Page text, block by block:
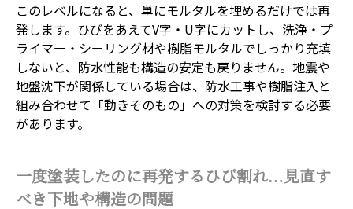
このレベルになると、単にモルタルを埋めるだけでは再
発します。ひびをあえてV字・U字にカットし、洗浄・プ
ライマー・シーリング材や樹脂モルタルでしっかり充填
しないと、防水性能も構造の安定も戻りません。地震や
地盤沈下が関係している場合は、防水工事や樹脂注入と
組み合わせて「動きそのもの」への対策を検討する必要
があります。
一度塗装したのに再発するひび割れ…見直す
べき下地や構造の問題